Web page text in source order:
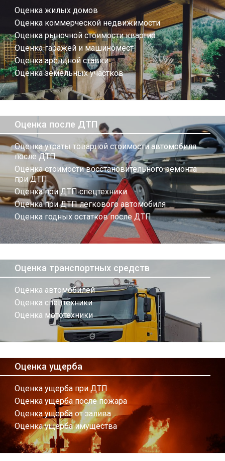
Оценка жилых домов
Оценка коммерческой недвижимости
Оценка рыночной стоимости квартир
Оценка гаражей и машиномест
Оценка арендной ставки
Оценка земельных участков
Оценка после ДТП
Оценка утраты товарной стоимости автомобиля
после ДТП
Оценка стоимости восстановительного ремонта
при ДТП
Оценка при ДТП спецтехники
Оценка при ДТП легкового автомобиля
Оценка годных остатков после ДТП
Оценка транспортных средств
Оценка автомобилей
Оценка спецтехники
Оценка мототехники
Оценка ущерба
Оценка ущерба при ДТП
Оценка ущерба после пожара
Оценка ущерба от залива
Оценка ущерба имущества